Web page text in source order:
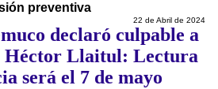
preventiva
22 de Abril de 2024
declaró culpable a
Héctor Llaitul: Lectura
será el 7 de mayo